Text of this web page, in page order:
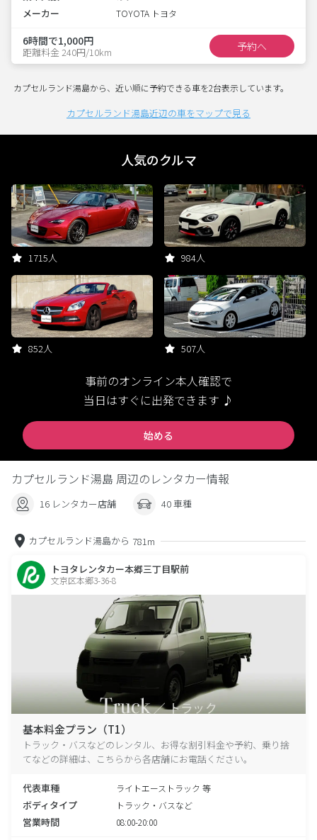
メーカー TOYOTA トヨタ
6時間で1,000円
距離料金 240円/10km 予約へ
カプセルランド湯島から、近い順に予約できる車を2台表示しています。
カプセルランド湯島近辺の車をマップで見る
人気のクルマ
1715人 984人
852人 507人
事前のオンライン本人確認で
当日はすぐに出発できます ♪
始める
カプセルランド湯島 周辺のレンタカー情報
16 レンタカー店舗 40 車種
カプセルランド湯島から 781m
トヨタレンタカー本郷三丁目駅前
文京区本郷3-36-8
基本料金プラン（T1）
トラック・バスなどのレンタル、お得な割引料金や予約、乗り捨
てなどの詳細は、こちらから各店舗にお電話ください。
代表車種 ライトエーストラック 等
ボディタイプ トラック・バスなど
営業時間 08:00-20:00